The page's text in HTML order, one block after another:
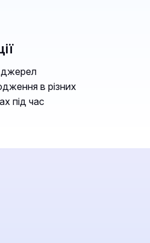
джерел
в різних
під час